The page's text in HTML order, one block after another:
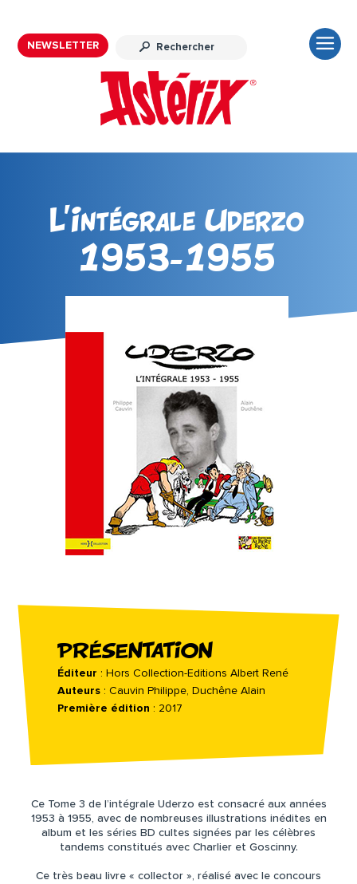
NEWSLETTER
L’Intégrale Uderzo
1953-1955
PRÉSENTATION
Éditeur : Hors Collection-Editions Albert René
Auteurs : Cauvin Philippe, Duchêne Alain
Première édition : 2017
Ce Tome 3 de l’intégrale Uderzo est consacré aux années
1953 à 1955, avec de nombreuses illustrations inédites en
album et les séries BD cultes signées par les célèbres
tandems constitués avec Charlier et Goscinny.
Ce très beau livre « collector », réalisé avec le concours